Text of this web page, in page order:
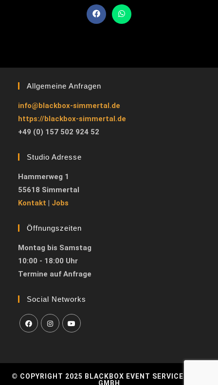
Allgemeine Anfragen
info@blackbox-simmertal.de
https://blackbox-simmertal.de
+49 (0) 157 502 924 52
Studio Adresse
Hammerweg 1
55618 Simmertal
Kontakt | Jobs
Öffnungszeiten
Montag bis Samstag
10:00 - 18:00 Uhr
Termine auf Anfrage
Social Networks
© COPYRIGHT 2025 BLACKBOX EVENT SERVICES HLM
GMBH